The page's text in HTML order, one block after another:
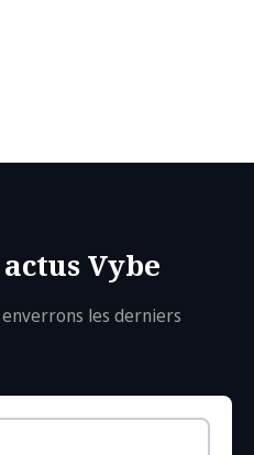
Vybe
les derniers